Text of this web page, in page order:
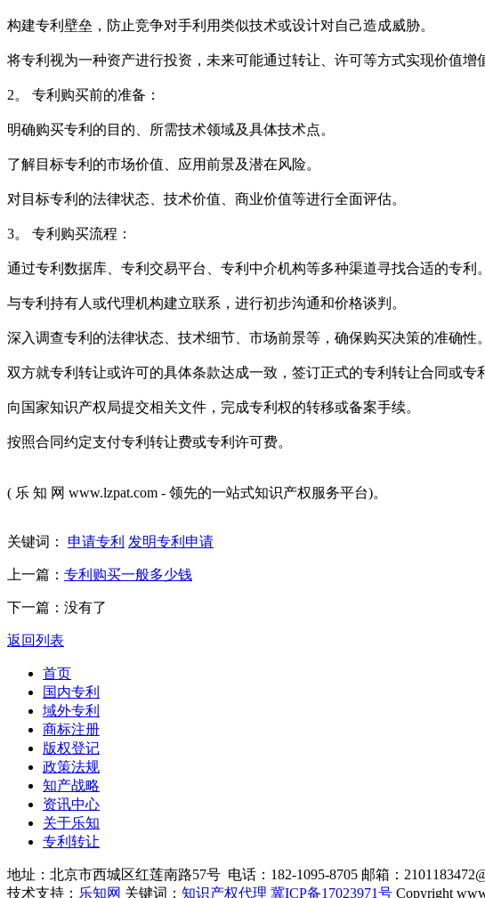
构建专利壁垒，防止竞争对手利用类似技术或设计对自己造成威胁。
将专利视为一种资产进行投资，未来可能通过转让、许可等方式实现价值增
2。 专利购买前的准备：
明确购买专利的目的、所需技术领域及具体技术点。
了解目标专利的市场价值、应用前景及潜在风险。
对目标专利的法律状态、技术价值、商业价值等进行全面评估。
3。 专利购买流程：
通过专利数据库、专利交易平台、专利中介机构等多种渠道寻找合适的专利。
与专利持有人或代理机构建立联系，进行初步沟通和价格谈判。
深入调查专利的法律状态、技术细节、市场前景等，确保购买决策的准确性。
双方就专利转让或许可的具体条款达成一致，签订正式的专利转让合同或专
向国家知识产权局提交相关文件，完成专利权的转移或备案手续。
按照合同约定支付专利转让费或专利许可费。
( 乐 知 网 www.lzpat.com - 领先的一站式知识产权服务平台)。
关键词： 申请专利 发明专利申请
上一篇： 专利购买一般多少钱
下一篇：没有了
返回列表
首页
国内专利
域外专利
商标注册
版权登记
政策法规
知产战略
资讯中心
关于乐知
专利转让
地址：北京市西城区红莲南路57号 电话：182-1095-8705 邮箱：
技术支持： 乐知网 关键词： 知识产权代理 冀ICP备17023971号 Copyright